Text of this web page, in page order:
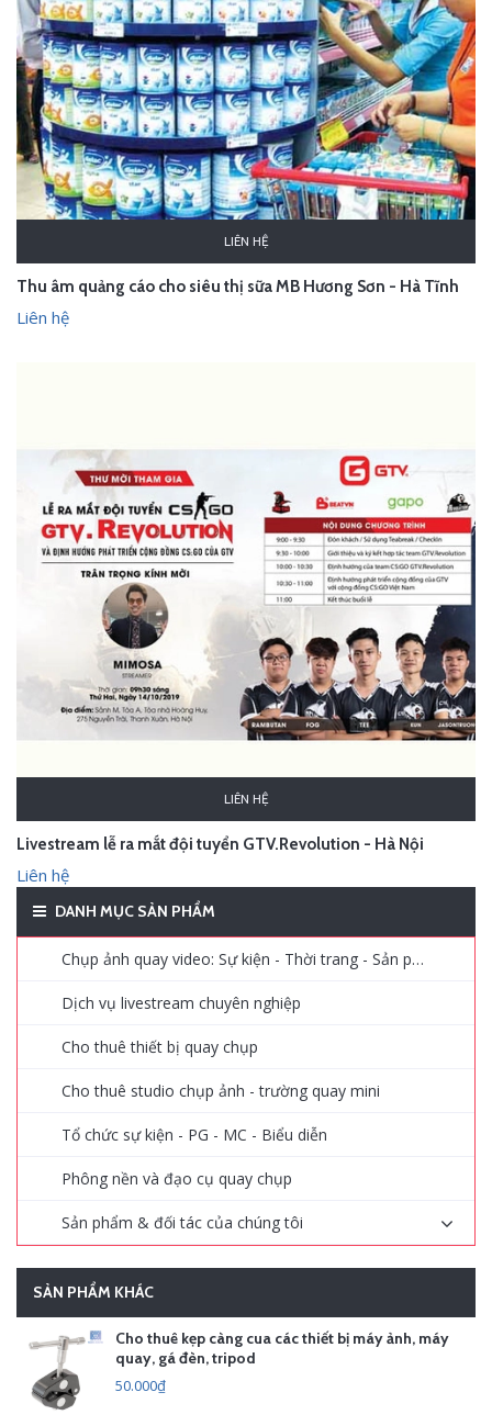
LIÊN HỆ
Thu âm quảng cáo cho siêu thị sữa MB Hương Sơn - Hà Tĩnh
Liên hệ
LIÊN HỆ
Livestream lễ ra mắt đội tuyển GTV.Revolution - Hà Nội
Liên hệ
DANH MỤC SẢN PHẨM
Chụp ảnh quay video: Sự kiện - Thời trang - Sản phẩm - Quảng cáo
Dịch vụ livestream chuyên nghiệp
Cho thuê thiết bị quay chụp
Cho thuê studio chụp ảnh - trường quay mini
Tổ chức sự kiện - PG - MC - Biểu diễn
Phông nền và đạo cụ quay chụp
Sản phẩm & đối tác của chúng tôi
SẢN PHẨM KHÁC
Cho thuê kẹp càng cua các thiết bị máy ảnh, máy
quay, gá đèn, tripod
50.000₫